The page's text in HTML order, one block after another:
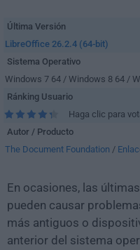
Última Versión
LibreOffice 26.2.4 (64-bit)
Sistema Operativo
Windows 7 64 / Windows 8 64 /
Ránking Usuario
Haga clic para
Autor / Producto
The Document Foundation /
En ocasiones, las
pueden causar
más antiguos o
anterior del sistema